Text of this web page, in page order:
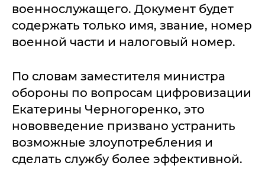
военнослужащего. Документ будет
содержать только имя, звание, номер
военной части и налоговый номер.
По словам заместителя министра
обороны по вопросам цифровизации
Екатерины Черногоренко, это
нововведение призвано устранить
возможные злоупотребления и
сделать службу более эффективной.